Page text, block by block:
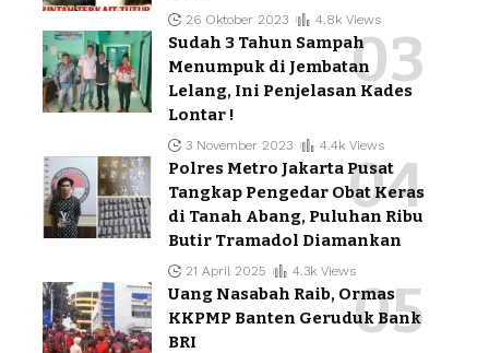
26 Oktober 2023 4.8k Views
Sudah 3 Tahun Sampah
Menumpuk di Jembatan
Lelang, Ini Penjelasan Kades
Lontar !
3 November 2023 4.4k Views
Polres Metro Jakarta Pusat
Tangkap Pengedar Obat Keras
di Tanah Abang, Puluhan Ribu
Butir Tramadol Diamankan
21 April 2025 4.3k Views
Uang Nasabah Raib, Ormas
KKPMP Banten Geruduk Bank
BRI